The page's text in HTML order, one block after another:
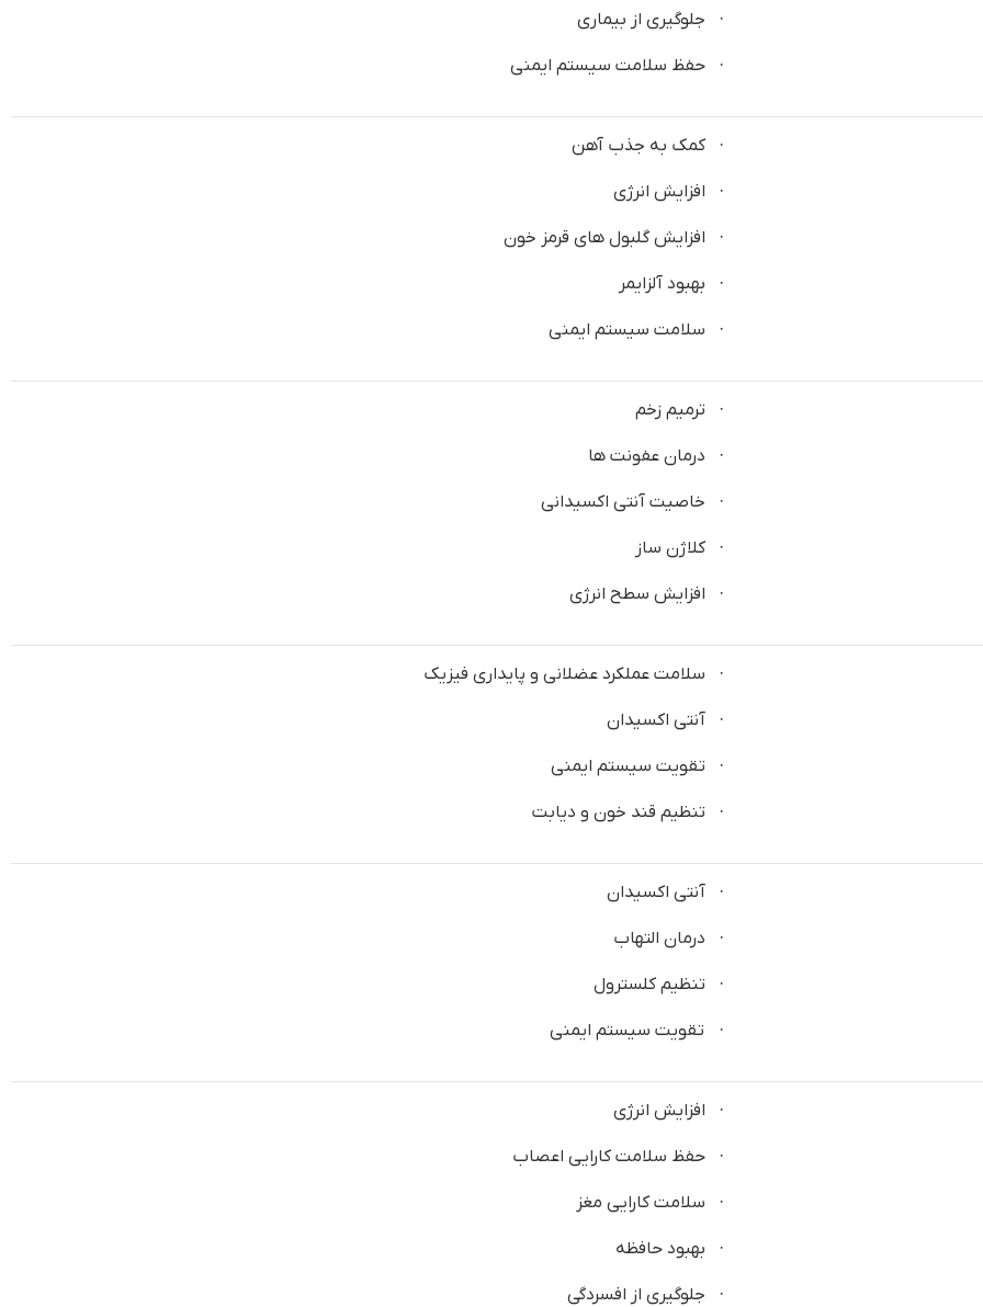
· جلوگیری از بیماری
· حفظ سلامت سیستم ایمنی
· کمک به جذب آهن
· افزایش انرژی
· افزایش گلبول های قرمز خون
· بهبود آلزایمر
· سلامت سیستم ایمنی
· ترمیم زخم
· درمان عفونت ها
· خاصیت آنتی اکسیدانی
· کلاژن ساز
· افزایش سطح انرژی
· سلامت عملکرد عضلانی و پایداری فیزیک
· آنتی اکسیدان
· تقویت سیستم ایمنی
· تنظیم قند خون و دیابت
· آنتی اکسیدان
· درمان التهاب
· تنظیم کلسترول
· تقویت سیستم ایمنی
· افزایش انرژی
· حفظ سلامت کارایی اعصاب
· سلامت کارایی مغز
· بهبود حافظه
· جلوگیری از افسردگی